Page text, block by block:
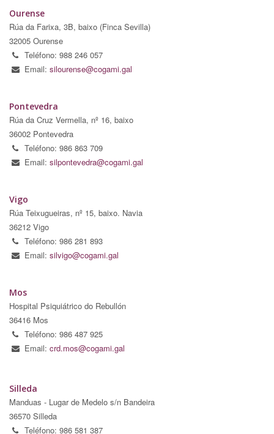
Ourense
Rúa da Farixa, 3B, baixo (Finca Sevilla)
32005 Ourense
Teléfono: 988 246 057
Email: silourense@cogami.gal
Pontevedra
Rúa da Cruz Vermella, nº 16, baixo
36002 Pontevedra
Teléfono: 986 863 709
Email: silpontevedra@cogami.gal
Vigo
Rúa Teixugueiras, nº 15, baixo. Navia
36212 Vigo
Teléfono: 986 281 893
Email: silvigo@cogami.gal
Mos
Hospital Psiquiátrico do Rebullón
36416 Mos
Teléfono: 986 487 925
Email: crd.mos@cogami.gal
Silleda
Manduas - Lugar de Medelo s/n Bandeira
36570 Silleda
Teléfono: 986 581 387